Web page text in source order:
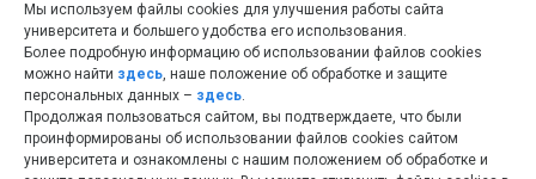
+7 (846) 267-49-99
help@ssau.ru
Мы используем файлы cookies для улучшения работы сайта
университета и большего удобства его использования.
Более подробную информацию об использовании файлов cookies
можно найти здесь, наше положение об обработке и защите
персональных данных – здесь.
Продолжая пользоваться сайтом, вы подтверждаете, что были
проинформированы об использовании файлов cookies сайтом
университета и ознакомлены с нашим положением об обработке и